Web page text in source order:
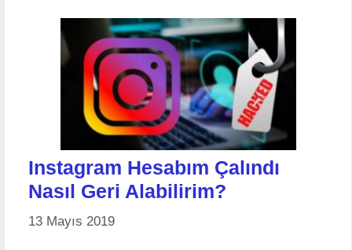
Instagram Hesabım Çalındı
Nasıl Geri Alabilirim?
13 Mayıs 2019